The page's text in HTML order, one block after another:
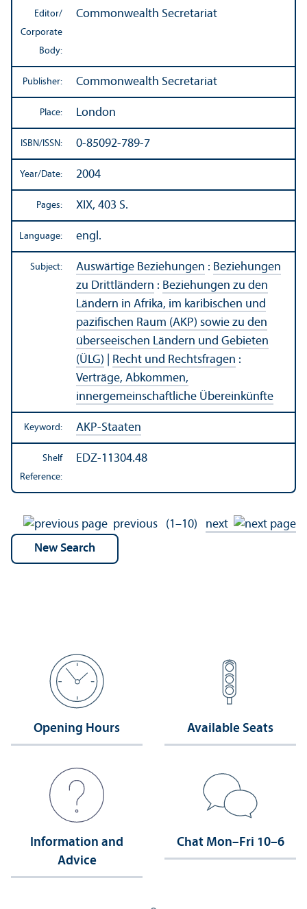
Editor/
Corporate
Body:
Commonwealth Secretariat
Publisher: Commonwealth Secretariat
Place: London
ISBN/ISSN: 0-85092-789-7
Year/Date: 2004
Pages: XIX, 403 S.
Language: engl.
Subject: Auswärtige Beziehungen : Beziehungen
zu Drittländern : Beziehungen zu den
Ländern in Afrika, im karibischen und
pazifischen Raum (AKP) sowie zu den
überseeischen Ländern und Gebieten
(ÜLG)
Recht und Rechtsfragen :
Verträge, Abkommen,
innergemeinschaftliche Übereinkünfte
Keyword: AKP-Staaten
Shelf
Reference:
EDZ-11304.48
previous (1–10) next
Opening Hours Available Seats
Information and
Advice
Chat Mon–Fri 10–6